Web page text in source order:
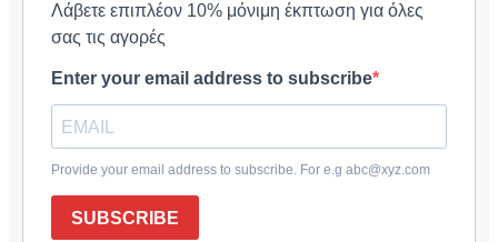
Λάβετε επιπλέον 10% μόνιμη έκπτωση για όλες
σας τις αγορές
Enter your email address to subscribe
Provide your email address to subscribe. For e.g abc@xyz.com
SUBSCRIBE